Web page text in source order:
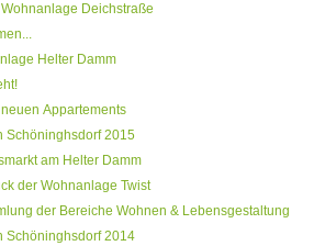
Deichstraße
Helter Damm
Appartements
Schöninghsdorf 2015
am Helter Damm
der Wohnanlage Twist
der Bereiche Wohnen & Lebensgestaltung
Schöninghsdorf 2014